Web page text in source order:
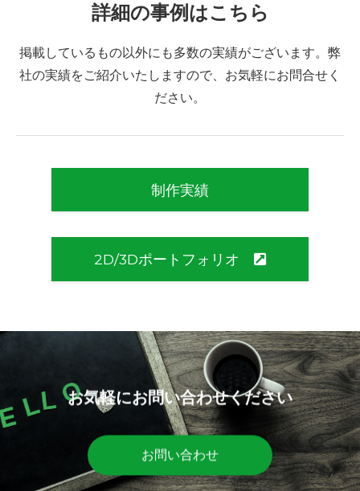
詳細の事例はこちら
掲載しているもの以外にも多数の実績がございます。弊
社の実績をご紹介いたしますので、お気軽にお問合せく
ださい。
制作実績
2D/3Dポートフォリオ
お気軽にお問い合わせください
お問い合わせ